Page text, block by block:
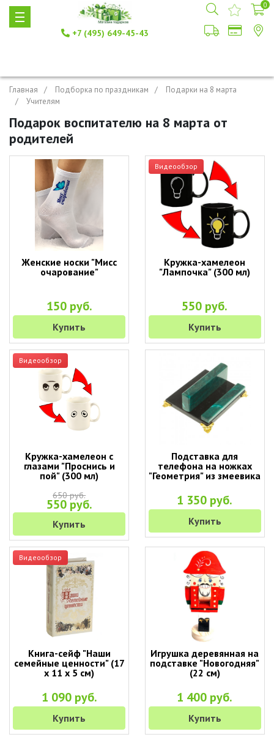
+7 (495) 649-45-43
0
Главная Подборка по праздникам
Подарки на 8 марта
Учителям
Подарок воспитателю на 8 марта от
родителей
Женские носки "Мисс
очарование"
150 руб.
Купить
Видеообзор
Кружка-хамелеон
"Лампочка" (300 мл)
550 руб.
Купить
Видеообзор
Кружка-хамелеон с
глазами "Проснись и
пой" (300 мл)
650 руб.
550 руб.
Купить
Подставка для
телефона на ножках
"Геометрия" из змеевика
1 350 руб.
Купить
Видеообзор
Книга-сейф "Наши
семейные ценности" (17
х 11 х 5 см)
1 090 руб.
Купить
Игрушка деревянная на
подставке "Новогодняя"
(22 см)
1 400 руб.
Купить